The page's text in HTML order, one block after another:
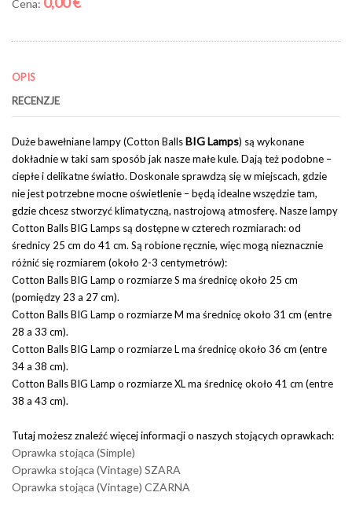
Cena:
OPIS
RECENZJE
Duże bawełniane lampy (Cotton BallsBIG Lamps) są wykonane
dokładnie w taki sam sposób jak nasze małe kule. Dają też podobne –
ciepłe i delikatne światło. Doskonale sprawdzą się w miejscach, gdzie
nie jest potrzebne mocne oświetlenie – będą idealne wszędzie tam,
gdzie chcesz stworzyć klimatyczną, nastrojową atmosferę. Nasze lampy
Cotton Balls BIG Lamps są dostępne w czterech rozmiarach: od
średnicy 25 cm do 41 cm. Są robione ręcznie, więc mogą nieznacznie
różnić się rozmiarem (około 2-3 centymetrów):
Cotton Balls BIG Lamp o rozmiarze S ma średnicę około 25 cm
(pomiędzy 23 a 27 cm).
Cotton Balls BIG Lamp o rozmiarze M ma średnicę około 31 cm (entre
28 a 33 cm).
Cotton Balls BIG Lamp o rozmiarze L ma średnicę około 36 cm (entre
34 a 38 cm).
Cotton Balls BIG Lamp o rozmiarze XL ma średnicę około 41 cm (entre
38 a 43 cm).
Tutaj możesz znaleźć więcej informacji o naszych stojących oprawkach:
Oprawka stojąca (Simple)
Oprawka stojąca (Vintage) SZARA
Oprawka stojąca (Vintage) CZARNA